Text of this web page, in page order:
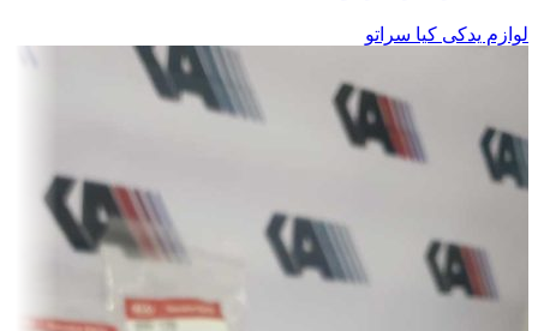
لوازم یدکی کیا سراتو